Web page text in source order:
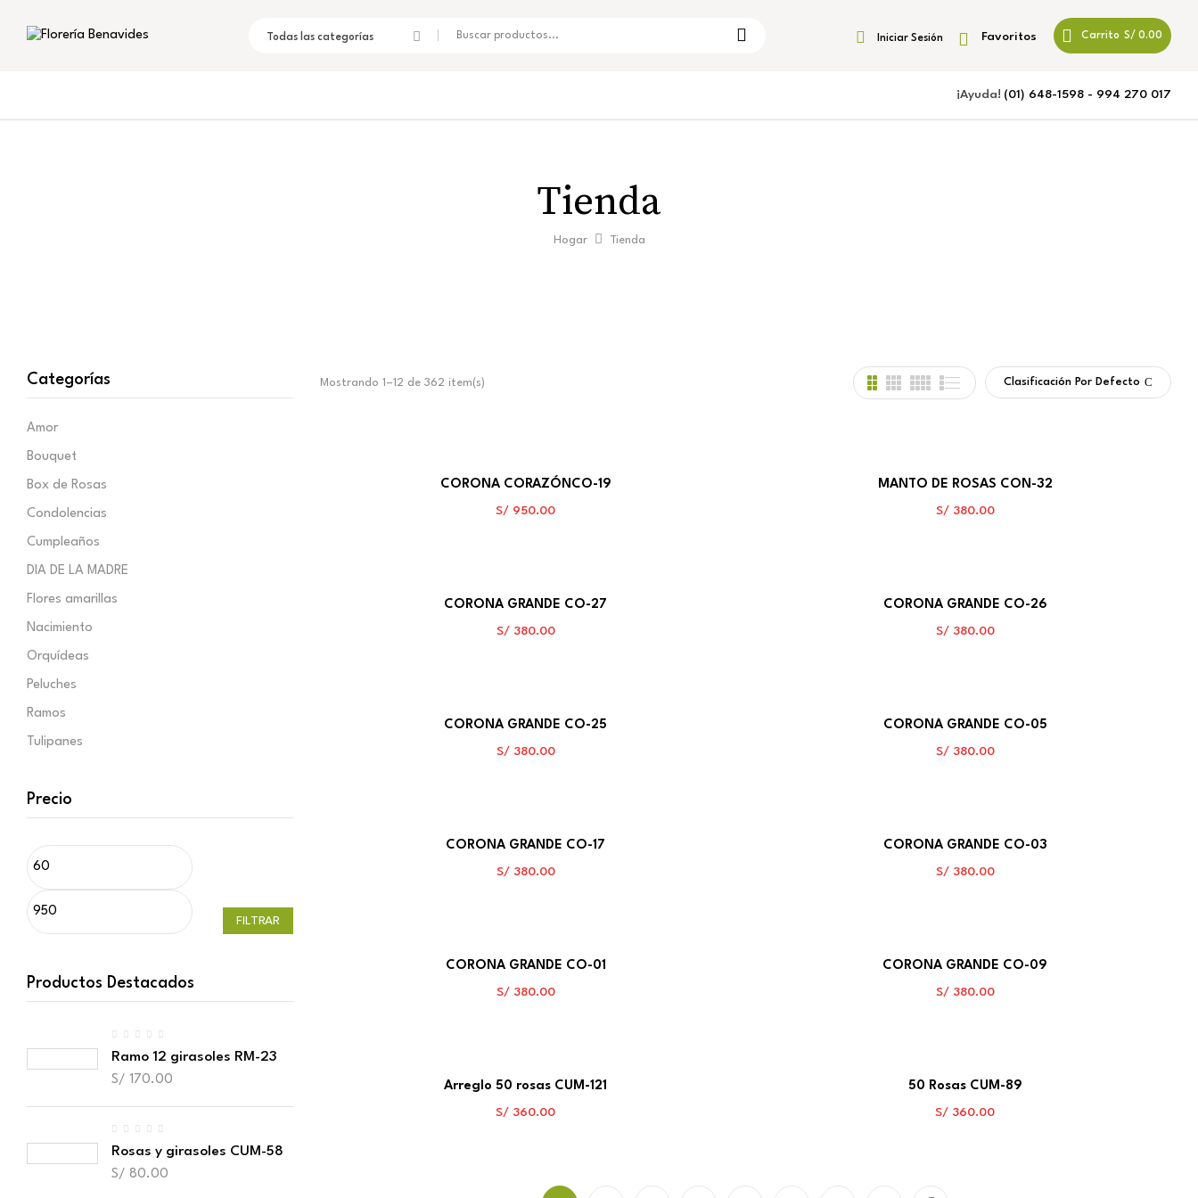
Todas las categorías Iniciar Sesión Favoritos Carrito S/ 0.00
¡Ayuda! (01) 648-1598 - 994 270 017
Tienda
Hogar Tienda
Categorías
Amor
Bouquet
Box de Rosas
Condolencias
Cumpleaños
DIA DE LA MADRE
Flores amarillas
Nacimiento
Orquídeas
Peluches
Ramos
Tulipanes
Precio
FILTRAR
Productos Destacados
Ramo 12 girasoles RM-23
S/ 170.00
Rosas y girasoles CUM-58
S/ 80.00
Clasificación Por Defecto
Mostrando 1–12 de 362 item(s)
CORONA CORAZÓNCO-19
S/ 950.00
MANTO DE ROSAS CON-32
S/380.00
CORONA GRANDE CO-27
S/380.00
CORONA GRANDE CO-26
S/380.00
CORONA GRANDE CO-25
S/380.00
CORONA GRANDE CO-05
S/380.00
CORONA GRANDE CO-17
S/380.00
CORONA GRANDE CO-03
S/380.00
CORONA GRANDE CO-01
S/380.00
CORONA GRANDE CO-09
S/380.00
Arreglo 50 rosas CUM-121
S/ 360.00
50 Rosas CUM-89
S/ 360.00